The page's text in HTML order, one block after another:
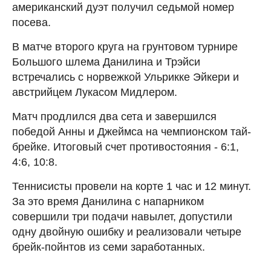
американский дуэт получил седьмой номер
посева.
В матче второго круга на грунтовом турнире
Большого шлема Данилина и Трэйси
встречались с норвежкой Ульрикке Эйкери и
австрийцем Лукасом Мидлером.
Матч продлился два сета и завершился
победой Анны и Джеймса на чемпионском тай-
брейке. Итоговый счет противостояния - 6:1,
4:6, 10:8.
Теннисисты провели на корте 1 час и 12 минут.
За это время Данилина с напарником
совершили три подачи навылет, допустили
одну двойную ошибку и реализовали четыре
брейк-пойнтов из семи заработанных.